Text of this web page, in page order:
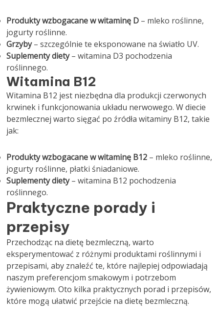
Produkty wzbogacane w witaminę D – mleko roślinne,
jogurty roślinne.
Grzyby– szczególnie te eksponowane na światło UV.
Suplementy diety– witamina D3 pochodzenia
roślinnego.
Witamina B12
Witamina B12 jest niezbędna dla produkcji czerwonych
krwinek i funkcjonowania układu nerwowego. W diecie
bezmlecznej warto sięgać po źródła witaminy B12, takie
jak:
Produkty wzbogacane w witaminę B12 – mleko roślinne,
jogurty roślinne, płatki śniadaniowe.
Suplementy diety– witamina B12 pochodzenia
roślinnego.
Praktyczne porady i
przepisy
Przechodząc na dietę bezmleczną, warto
eksperymentować z różnymi produktami roślinnymi i
przepisami, aby znaleźć te, które najlepiej odpowiadają
naszym preferencjom smakowym i potrzebom
żywieniowym. Oto kilka praktycznych porad i przepisów,
które mogą ułatwić przejście na dietę bezmleczną.